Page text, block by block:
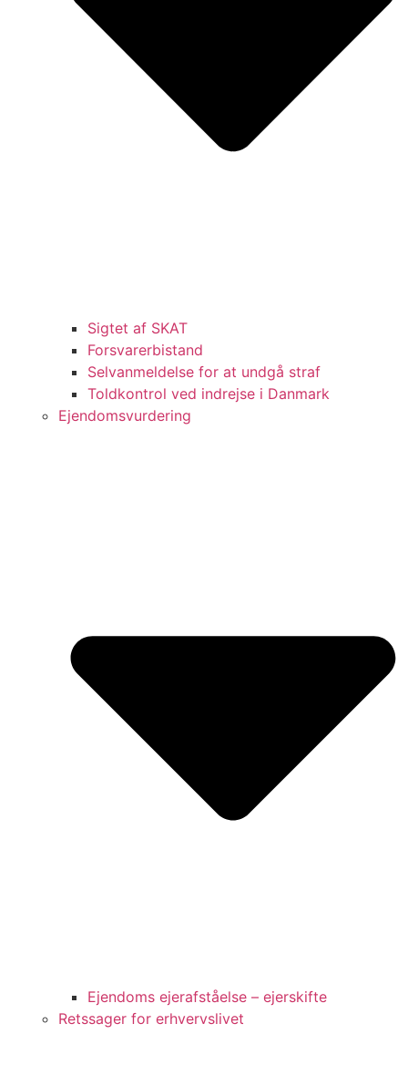
Sigtet af SKAT
Forsvarerbistand
Selvanmeldelse for at undgå straf
Toldkontrol ved indrejse i Danmark
Ejendomsvurdering
Ejendoms ejerafståelse – ejerskifte
Retssager for erhvervslivet